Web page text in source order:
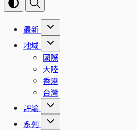
最新
地域
國際
大陸
香港
台灣
評論
系列